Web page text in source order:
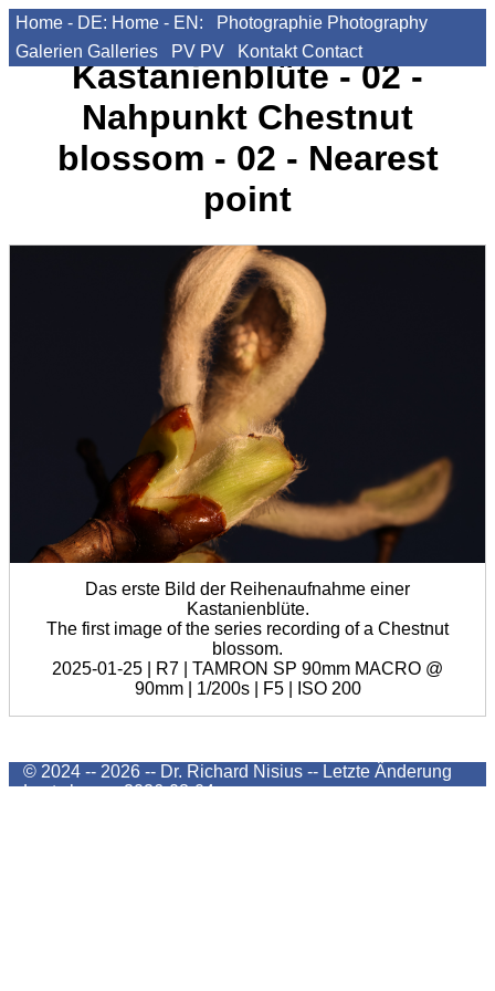
Home - DE: Home - EN: Photographie Photography
Galerien Galleries PV PV Kontakt Contact
Kastanienblüte - 02 -
Nahpunkt Chestnut
blossom - 02 - Nearest
point
Das erste Bild der Reihenaufnahme einer
Kastanienblüte.
The first image of the series recording of a Chestnut
blossom.
2025-01-25 | R7 | TAMRON SP 90mm MACRO @
90mm | 1/200s | F5 | ISO 200
© 2024 -- 2026 -- Dr. Richard Nisius -- Letzte Änderung
Last change2026-08-04